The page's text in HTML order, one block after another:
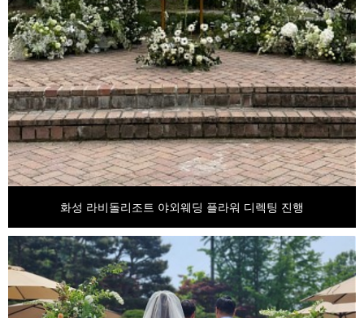
화성 라비돌리조트 야외웨딩 플라워 디렉팅 진행